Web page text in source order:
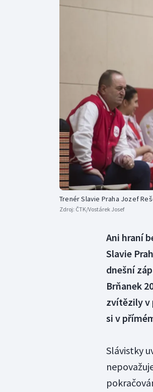
Trenér Slavie Praha Jozef
Zdroj: ČTK/Vostárek Josef
Ani hraní
Slavie
dnešní
Brňanek
zvítězily v
si v
Slávistky